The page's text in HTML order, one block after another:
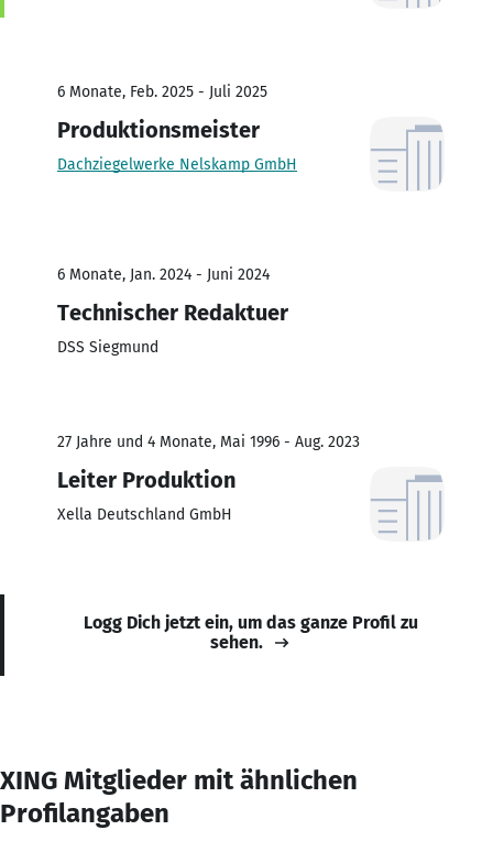
6 Monate, Feb. 2025 - Juli 2025
Produktionsmeister
Dachziegelwerke Nelskamp GmbH
6 Monate, Jan. 2024 - Juni 2024
Technischer Redaktuer
DSS Siegmund
27 Jahre und 4 Monate, Mai 1996 - Aug. 2023
Leiter Produktion
Xella Deutschland GmbH
Logg Dich jetzt ein, um das ganze Profil zu
sehen.
XING Mitglieder mit ähnlichen
Profilangaben